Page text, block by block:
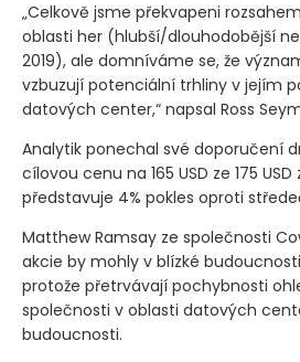
„Celkově jsme překvapeni
oblasti her (hlubší/dlouhodobější
2019), ale domníváme se, že
vzbuzují potenciální trhliny v jejím
datových center,“ napsal Ross
Analytik ponechal své doporučení
cílovou cenu na 165 USD ze 175
představuje 4% pokles oproti
Matthew Ramsay ze společnosti
akcie by mohly v blízké
protože přetrvávají pochybnosti
společnosti v oblasti datových
budoucnosti.